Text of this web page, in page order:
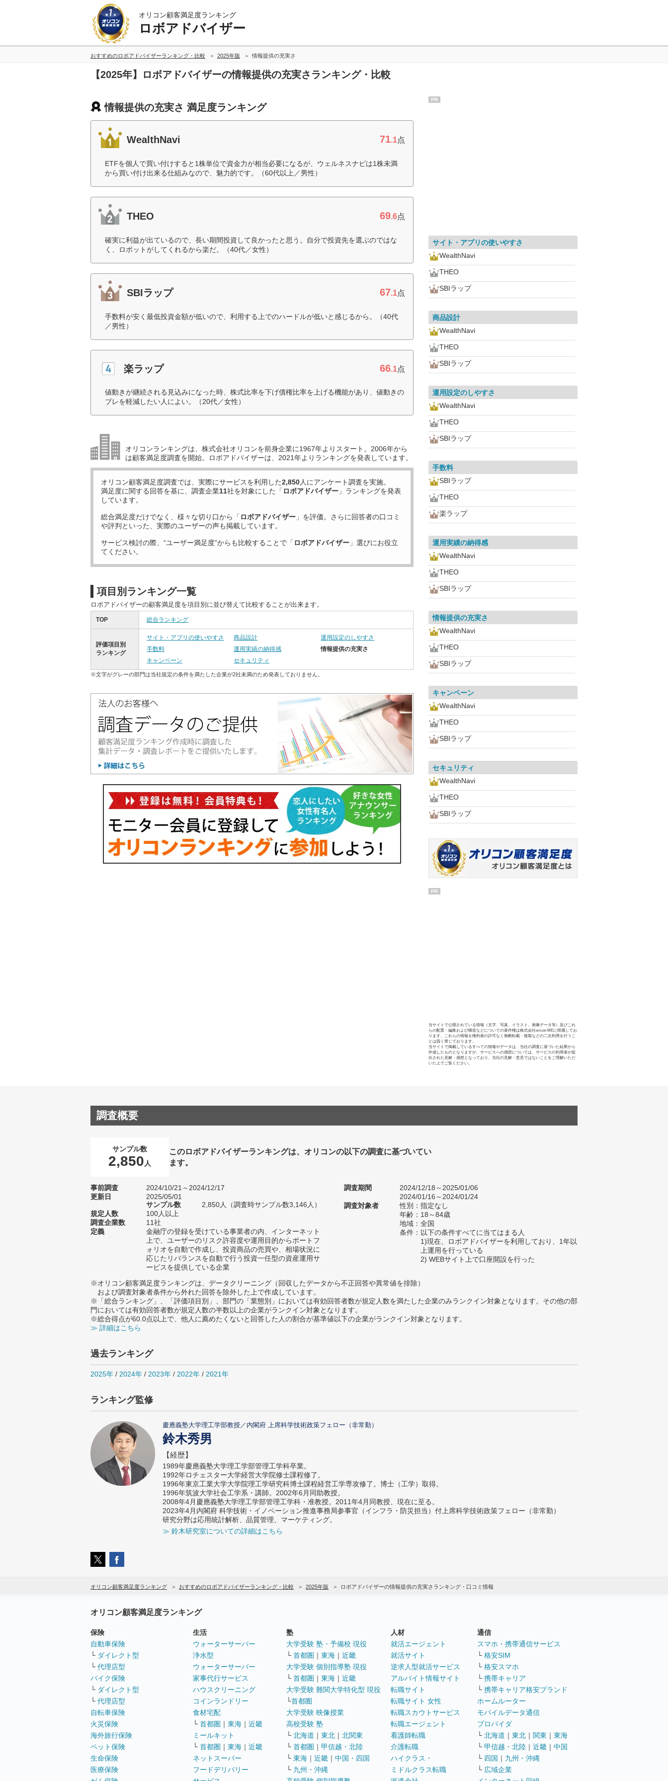
オリコン顧客満足度ランキング
ロボアドバイザー
おすすめのロボアドバイザーランキング・比較 2025年版 情報提供の充実さ
【2025年】ロボアドバイザーの情報提供の充実さランキング・比較
情報提供の充実さ 満足度ランキング
WealthNavi 71.1点
ETFを個人で買い付けすると1株単位で資金力が相当必要になるが、ウェルネスナビは1株未満
から買い付け出来る仕組みなので、魅力的です。（60代以上／男性）
THEO 69.6点
確実に利益が出ているので、長い期間投資して良かったと思う。自分で投資先を選ぶのではな
く、ロボットがしてくれるから楽だ。（40代／女性）
SBIラップ 67.1点
手数料が安く最低投資金額が低いので、利用する上でのハードルが低いと感じるから。（40代
／男性）
楽ラップ 66.1点
値動きが継続される見込みになった時、株式比率を下げ債権比率を上げる機能があり、値動きの
ブレを軽減したい人によい。（20代／女性）
オリコンランキングは、株式会社オリコンを前身企業に1967年よりスタート。2006年から
は顧客満足度調査を開始。ロボアドバイザーは、2021年よりランキングを発表しています。
オリコン顧客満足度調査では、実際にサービスを利用した2,850人にアンケート調査を実施。
満足度に関する回答を基に、調査企業11社を対象にした「 ロボアドバイザー 」ランキングを発表
しています。
総合満足度だけでなく、様々な切り口から「 ロボアドバイザー 」を評価。さらに回答者の口コミ
や評判といった、実際のユーザーの声も掲載しています。
サービス検討の際、“ユーザー満足度”からも比較することで「 ロボアドバイザー 」選びにお役立
てください。
項目別ランキング一覧
ロボアドバイザーの顧客満足度を項目別に並び替えて比較することが出来ます。
TOP 総合ランキング
評価項目別
ランキング
サイト・アプリの使いやすさ 商品設計
運用設定のしやすさ
手数料
運用実績の納得感
情報提供の充実さ
キャンペーン
セキュリティ
※文字がグレーの部門は当社規定の条件を満たした企業が2社未満のため発表しておりません。
PR
サイト・アプリの使いやすさ
WealthNavi
THEO
SBIラップ
商品設計
WealthNavi
THEO
SBIラップ
運用設定のしやすさ
WealthNavi
THEO
SBIラップ
手数料
SBIラップ
THEO
楽ラップ
運用実績の納得感
WealthNavi
THEO
SBIラップ
情報提供の充実さ
WealthNavi
THEO
SBIラップ
キャンペーン
WealthNavi
THEO
SBIラップ
セキュリティ
WealthNavi
THEO
SBIラップ
PR
当サイトで公開されている情報（文字、写真、イラスト、画像データ等）及びこれ
らの配置・編集および構造などについての著作権は株式会社oricon MEに帰属してお
ります。これらの情報を権利者の許可なく無断転載・複製などの二次利用を行うこ
とは固く禁じております。
当サイトで掲載しているすべての情報やデータは、当社の調査に基づいた結果から
作成したものとなりますが、サービスへの感想については、サービスの利用者が提
出された見解・感想となっており、当社の見解・意見ではないことをご理解いただ
いた上でご覧ください。
調査概要
サンプル数
2,850 人
このロボアドバイザーランキングは、オリコンの以下の調査に基づいてい
ます。
事前調査
2024/10/21～2024/12/17
更新日
2025/05/01
サンプル数
2,850人（調査時サンプル数3,146人）
規定人数
100人以上
調査企業数
11社
定義
金融庁の登録を受けている事業者の内、インターネット
上で、ユーザーのリスク許容度や運用目的からポートフ
ォリオを自動で作成し、投資商品の売買や、相場状況に
応じたリバランスを自動で行う投資一任型の資産運用サ
ービスを提供している企業
調査期間
2024/12/18～2025/01/06
2024/01/16～2024/01/24
調査対象者
性別：指定なし
年齢：18～84歳
地域：全国
条件：以下の条件すべてに当てはまる人
1)現在、ロボアドバイザーを利用しており、1年以
上運用を行っている
2) WEBサイト上で口座開設を行った
※オリコン顧客満足度ランキングは、データクリーニング（回収したデータから不正回答や異常値を排除）
および調査対象者条件から外れた回答を除外した上で作成しています。
※「総合ランキング」、「評価項目別」、部門の「業態別」においては有効回答者数が規定人数を満たした企業のみランクイン対象となります。その他の部
門においては有効回答者数が規定人数の半数以上の企業がランクイン対象となります。
※総合得点が60.0点以上で、他人に薦めたくないと回答した人の割合が基準値以下の企業がランクイン対象となります。
≫ 詳細はこちら
過去ランキング
2025年 / 2024年 / 2023年 / 2022年 / 2021年
ランキング監修
慶應義塾大学理工学部教授／内閣府 上席科学技術政策フェロー（非常勤）
鈴木秀男
【経歴】
1989年慶應義塾大学理工学部管理工学科卒業。
1992年ロチェスター大学経営大学院修士課程修了。
1996年東京工業大学大学院理工学研究科博士課程経営工学専攻修了。博士（工学）取得。
1996年筑波大学社会工学系・講師。2002年6月同助教授。
2008年4月慶應義塾大学理工学部管理工学科・准教授。2011年4月同教授、現在に至る。
2023年4月内閣府 科学技術・イノベーション推進事務局参事官（インフラ・防災担当）付上席科学技術政策フェロー（非常勤）
研究分野は応用統計解析、品質管理、マーケティング。
≫ 鈴木研究室についての詳細はこちら
オリコン顧客満足度ランキング おすすめのロボアドバイザーランキング・比較 2025年版 ロボアドバイザーの情報提供の充実さランキング・口コミ情報
オリコン顧客満足度ランキング
保険
自動車保険
└ ダイレクト型
└ 代理店型
バイク保険
└ ダイレクト型
└ 代理店型
自転車保険
火災保険
海外旅行保険
ペット保険
生命保険
医療保険
生活
ウォーターサーバー
浄水型
ウォーターサーバー
家事代行サービス
ハウスクリーニング
コインランドリー
食材宅配
└ 首都圏 ｜ 東海 ｜ 近畿
ミールキット
└ 首都圏 ｜ 東海 ｜ 近畿
ネットスーパー
フードデリバリー
塾
大学受験 塾・予備校 現役
└ 首都圏 ｜ 東海 ｜ 近畿
大学受験 個別指導塾 現役
└ 首都圏 ｜ 東海 ｜ 近畿
大学受験 難関大学特化型 現役
└首都圏
大学受験 映像授業
高校受験 塾
└ 北海道 ｜ 東北 ｜ 北関東
└ 首都圏 ｜ 甲信越・北陸
└ 東海 ｜ 近畿 ｜ 中国・四国
└ 九州・沖縄
人材
就活エージェント
就活サイト
逆求人型就活サービス
アルバイト情報サイト
転職サイト
転職サイト 女性
転職スカウトサービス
転職エージェント
看護師転職
介護転職
ハイクラス・
ミドルクラス転職
通信
スマホ・携帯通信サービス
└ 格安SIM
└ 格安スマホ
└ 携帯キャリア
└ 携帯キャリア格安ブランド
ホームルーター
モバイルデータ通信
プロバイダ
└ 北海道 ｜ 東北 ｜ 関東 ｜ 東海
└ 甲信越・北陸 ｜ 近畿 ｜ 中国
└ 四国 ｜ 九州・沖縄
└ 広域企業